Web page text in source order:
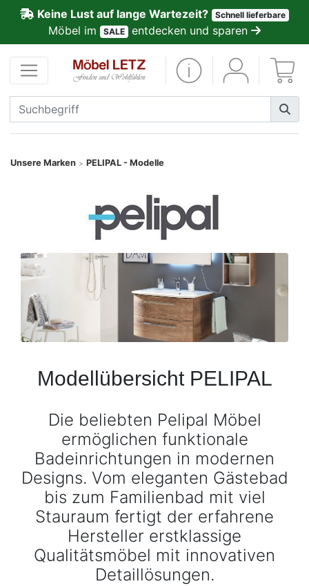
Keine Lust auf lange Wartezeit? Schnell lieferbare
Möbel im SALE entdecken und sparen
Unsere Marken > PELIPAL - Modelle
Modellübersicht PELIPAL
Die beliebten Pelipal Möbel
ermöglichen funktionale
Badeinrichtungen in modernen
Designs. Vom eleganten Gästebad
bis zum Familienbad mit viel
Stauraum fertigt der erfahrene
Hersteller erstklassige
Qualitätsmöbel mit innovativen
Detaillösungen.
Kundenmeinungen
Anmelden
PREMIUM
Schnell
Polsterplaner
Möbel-
Konfigurator
Finanzierung
Letz-
Deals